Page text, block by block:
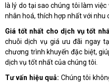
là lý do tại sao chúng tôi làm
nhân hoá, thích hợp nhất với nhu
Giá tốt nhất cho dịch vụ tốt
chuỗi dịch vụ giá ưu đãi ngay
chương trình khuyến đặc biệt,
dịch vụ tốt nhất của chúng tôi.
Tư vấn hiệu quả: Chúng tôi